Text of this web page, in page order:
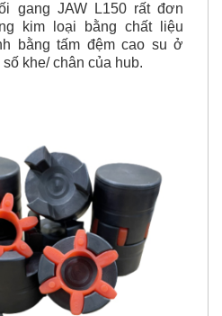
gang JAW L150 rất đơn
kim loại bằng chất liệu
bằng tấm đệm cao su ở
khe/ chân của hub.